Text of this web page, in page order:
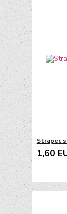
Strapec
1,60